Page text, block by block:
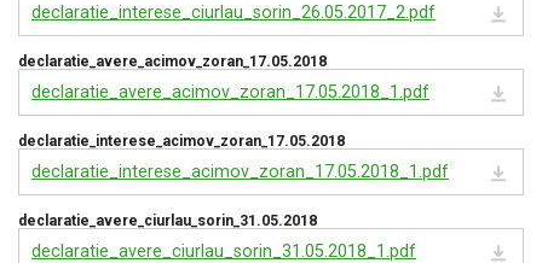
declaratie_interese_ciurlau_sorin_26.05.2017_2.pdf
declaratie_avere_acimov_zoran_17.05.2018
declaratie_avere_acimov_zoran_17.05.2018_1.pdf
declaratie_interese_acimov_zoran_17.05.2018
declaratie_interese_acimov_zoran_17.05.2018_1.pdf
declaratie_avere_ciurlau_sorin_31.05.2018
declaratie_avere_ciurlau_sorin_31.05.2018_1.pdf